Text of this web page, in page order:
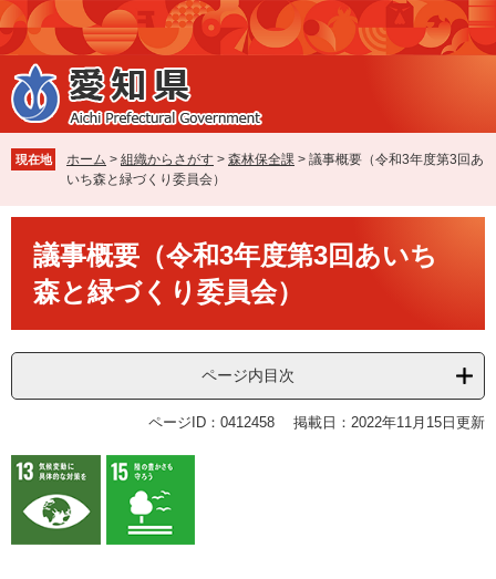
ペ
ー
ジ
の
先
で
す
メ
ニ
ュ
ー
を
ば
し
本
現在地 ホーム > 組織からさがす > 森林保全課 > 議事概要（令和3年度第3回あ
いち森と緑づくり委員会）
議事概要（令和3年度第3回あいち
森と緑づくり委員会）
ページ内目次
ページID：0412458 掲載日：2022年11月15日更新